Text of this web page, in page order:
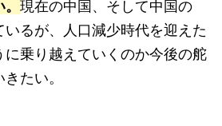
現在の中国、そして中国の
いるが、人口減少時代を迎えた
に乗り越えていくのか今後の舵
たい。